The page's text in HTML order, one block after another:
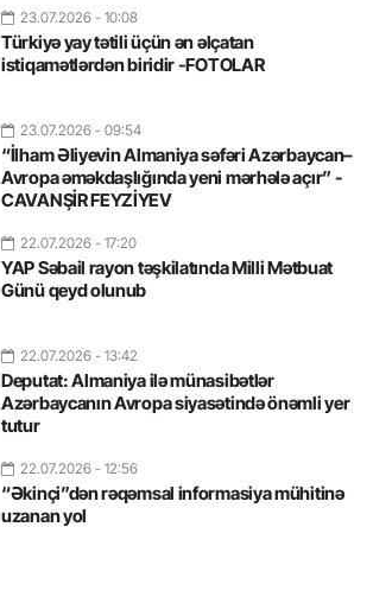
23.07.2026 - 10:08
Türkiyə yay tətili üçün ən əlçatan
istiqamətlərdən biridir -FOTOLAR
23.07.2026 - 09:54
“İlham Əliyevin Almaniya səfəri Azərbaycan–
Avropa əməkdaşlığında yeni mərhələ açır” -
CAVANŞİR FEYZİYEV
22.07.2026 - 17:20
YAP Səbail rayon təşkilatında Milli Mətbuat
Günü qeyd olunub
22.07.2026 - 13:42
Deputat: Almaniya ilə münasibətlər
Azərbaycanın Avropa siyasətində önəmli yer
tutur
22.07.2026 - 12:56
“Əkinçi”dən rəqəmsal informasiya mühitinə
uzanan yol